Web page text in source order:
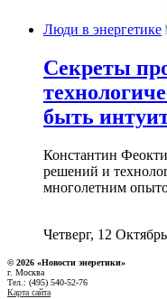
Люди в энергетике
Секреты
быть
Константин
решений и
многолетним
Четверг, 12
© 2026 «Новости энеретики»
г. Москва
Тел.: (495) 540-52-76
Карта сайта